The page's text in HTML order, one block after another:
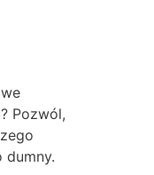
Pozwól,
dumny.